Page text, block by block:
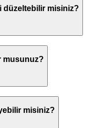
düzeltebilir misiniz?
musunuz?
misiniz?